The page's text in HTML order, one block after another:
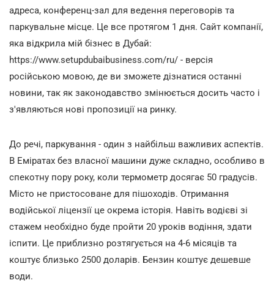
адреса, конференц-зал для ведення переговорів та
паркувальне місце. Це все протягом 1 дня. Сайт компанії,
яка відкрила мій бізнес в Дубай:
https://www.setupdubaibusiness.com/ru/ - версія
російською мовою, де ви зможете дізнатися останні
новини, так як законодавство змінюється досить часто і
з'являються нові пропозиції на ринку.
До речі, паркування - один з найбільш важливих аспектів.
В Еміратах без власної машини дуже складно, особливо в
спекотну пору року, коли термометр досягає 50 градусів.
Місто не пристосоване для пішоходів. Отримання
водійської ліцензії це окрема історія. Навіть водієві зі
стажем необхідно буде пройти 20 уроків водіння, здати
іспити. Це приблизно розтягується на 4-6 місяців та
коштує близько 2500 доларів. Бензин коштує дешевше
води.